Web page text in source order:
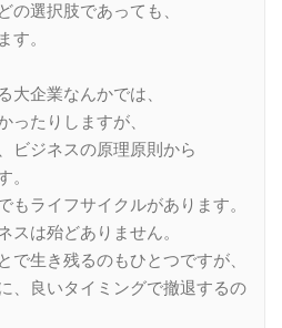
の選択肢であっても、
す。
大企業なんかでは、
ったりしますが、
ビジネスの原理原則から
。
もライフサイクルがあります。
スは殆どありません。
で生き残るのもひとつですが、
、良いタイミングで撤退するの